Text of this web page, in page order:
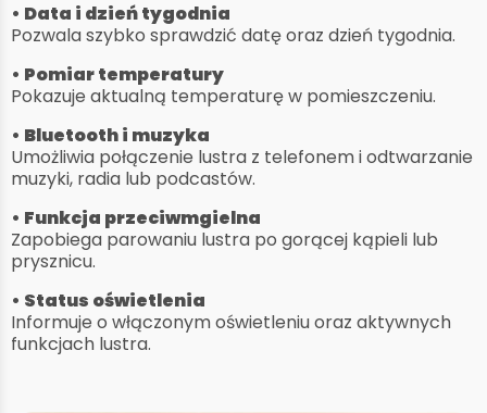
• Data i dzień tygodnia
Pozwala szybko sprawdzić datę oraz dzień tygodnia.
• Pomiar temperatury
Pokazuje aktualną temperaturę w pomieszczeniu.
• Bluetooth i muzyka
Umożliwia połączenie lustra z telefonem i odtwarzanie
muzyki, radia lub podcastów.
• Funkcja przeciwmgielna
Zapobiega parowaniu lustra po gorącej kąpieli lub
prysznicu.
• Status oświetlenia
Informuje o włączonym oświetleniu oraz aktywnych
funkcjach lustra.